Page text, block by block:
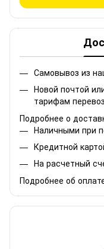
Самовывоз из
Новой почтой
тарифам
Подробнее о
Наличными при
Кредитной
На расчетный
Подробнее об